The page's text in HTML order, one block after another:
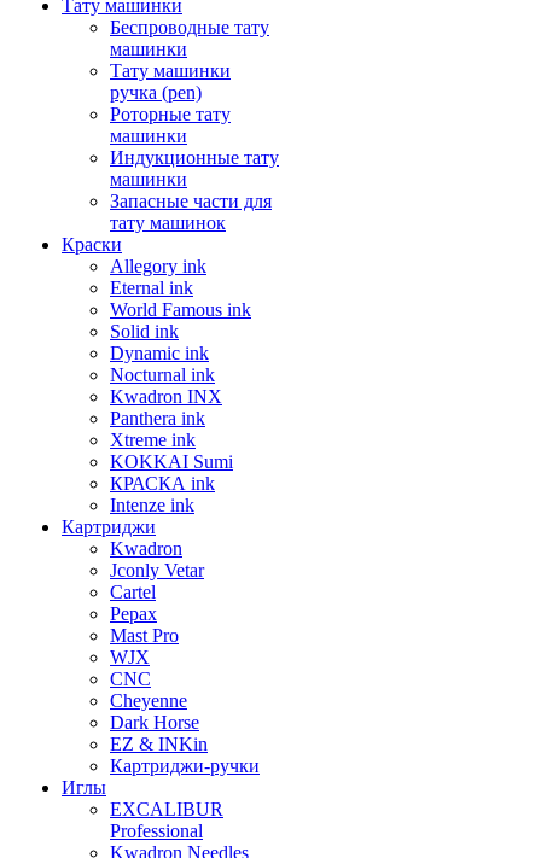
Тату машинки
Беспроводные тату
машинки
Тату машинки
ручка (pen)
Роторные тату
машинки
Индукционные тату
машинки
Запасные части для
тату машинок
Краски
Allegory ink
Eternal ink
World Famous ink
Solid ink
Dynamic ink
Nocturnal ink
Kwadron INX
Panthera ink
Xtreme ink
KOKKAI Sumi
КРАСКА ink
Intenze ink
Картриджи
Kwadron
Jconly Vetar
Cartel
Pepax
Mast Pro
WJX
CNC
Cheyenne
Dark Horse
EZ & INKin
Картриджи-ручки
Иглы
EXCALIBUR
Professional
Kwadron Needles